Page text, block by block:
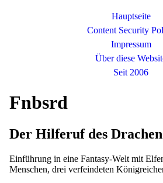
Hauptseite
Content Security
Impressum
Über diese
Seit 2006
Fnbsrd
Der Hilferuf des Drachen
Einführung in eine Fantasy-Welt mit
Menschen, drei verfeindeten